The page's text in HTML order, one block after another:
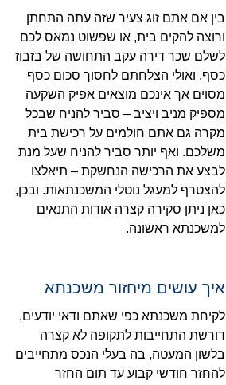
בין אם אתם זוג צעיר שזה עתה התחתן
ורוצה להקים בית, או שפשוט נמאס לכם
לשלם שכר דירה עקב התחושה של בזבוז
כסף, ואולי הצלחתם לחסוך סכום כסף
מסוים אך אינכם מוצאים אפיק השקעה
מספיק מניב ויציב – סביר להניח שבכל
מקרה גם אתם חולמים על רכישת בית
משלכם. ואף יותר סביר להניח שעל מנת
לבצע את הרכישה הנחשקת – תיאלצו
להצטרף למעגל נוטלי המשכנתאות. ובכן,
כאן ניתן סקירה קצרה אודות התנאים
למשכנתא ראשונה.
איך עושים מיחזור משכנתא
לקיחת משכנתא כפי שאתם ודאי יודעים,
דורשת התחייבות לתקופה לא קצרה
בלשון המעטה, בה בעלי הנכס מתחייבים
להחזר חודשי קבוע עד תום החזר